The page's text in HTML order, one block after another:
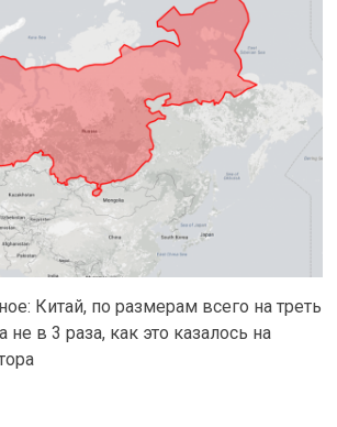
Китай, по размерам всего на треть
в 3 раза, как это казалось на